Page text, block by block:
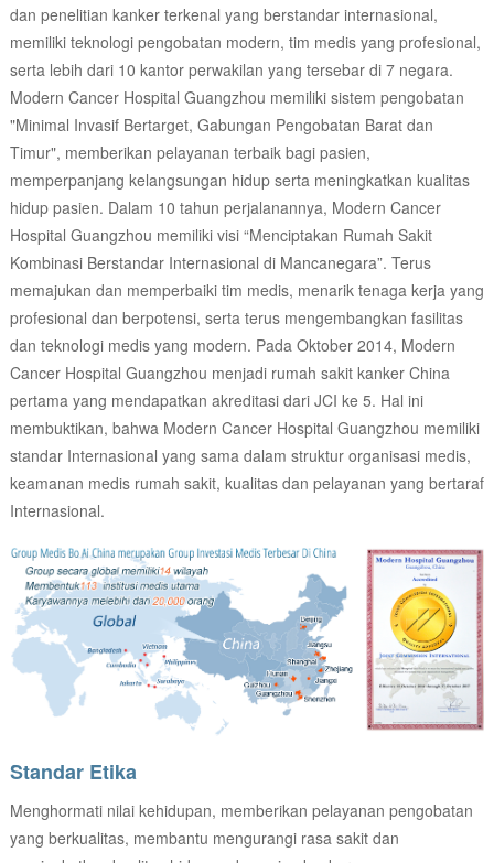
dan penelitian kanker terkenal yang berstandar internasional,
memiliki teknologi pengobatan modern, tim medis yang profesional,
serta lebih dari 10 kantor perwakilan yang tersebar di 7 negara.
Modern Cancer Hospital Guangzhou memiliki sistem pengobatan
"Minimal Invasif Bertarget, Gabungan Pengobatan Barat dan
Timur", memberikan pelayanan terbaik bagi pasien,
memperpanjang kelangsungan hidup serta meningkatkan kualitas
hidup pasien. Dalam 10 tahun perjalanannya, Modern Cancer
Hospital Guangzhou memiliki visi “Menciptakan Rumah Sakit
Kombinasi Berstandar Internasional di Mancanegara”. Terus
memajukan dan memperbaiki tim medis, menarik tenaga kerja yang
profesional dan berpotensi, serta terus mengembangkan fasilitas
dan teknologi medis yang modern. Pada Oktober 2014, Modern
Cancer Hospital Guangzhou menjadi rumah sakit kanker China
pertama yang mendapatkan akreditasi dari JCI ke 5. Hal ini
membuktikan, bahwa Modern Cancer Hospital Guangzhou memiliki
standar Internasional yang sama dalam struktur organisasi medis,
keamanan medis rumah sakit, kualitas dan pelayanan yang bertaraf
Internasional.
Standar Etika
Menghormati nilai kehidupan, memberikan pelayanan pengobatan
yang berkualitas, membantu mengurangi rasa sakit dan